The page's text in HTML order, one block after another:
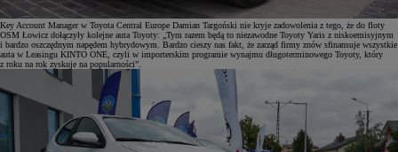
Key Account Manager w Toyota Central Europe Damian Targoński nie kryje zadowolenia z tego, że do floty
OSM Łowicz dołączyły kolejne auta Toyoty: „Tym razem będą to niezawodne Toyoty Yaris z niskoemisyjnym
i bardzo oszczędnym napędem hybrydowym. Bardzo cieszy nas fakt, że zarząd firmy znów sfinansuje wszystkie
auta w Leasingu KINTO ONE, czyli w importerskim programie wynajmu długoterminowego Toyoty, który
z roku na rok zyskuje na popularności”.